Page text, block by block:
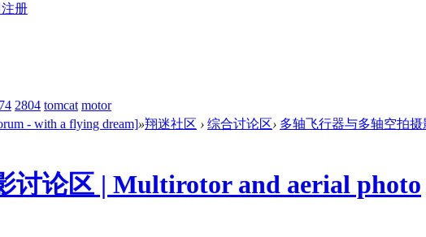
册
2804 tomcat motor
- with a flying dream]»翔迷社区 › 综合讨论区› 多轴飞行器与多轴空拍摄
讨论区 | Multirotor and aerial photo